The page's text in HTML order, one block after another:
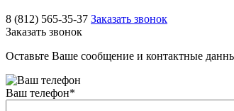
8 (812) 565-35-37 Заказать звонок
Заказать звонок
Оставьте Ваше сообщение и контактные
Ваш телефон*